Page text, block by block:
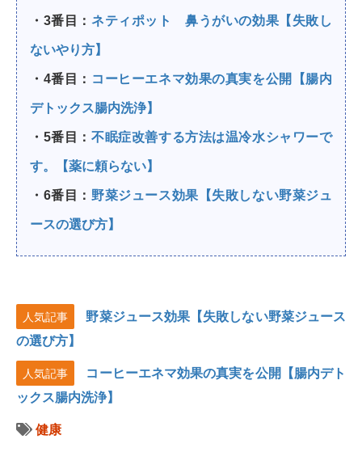
・3番目： ネティポット 鼻うがいの効果【失敗し
ないやり方】
・4番目： コーヒーエネマ効果の真実を公開【腸内
デトックス腸内洗浄】
・5番目： 不眠症改善する方法は温冷水シャワーで
す。【薬に頼らない】
・6番目： 野菜ジュース効果【失敗しない野菜ジュ
ースの選び方】
人気記事
野菜ジュース効果【失敗しない野菜ジュース
の選び方】
人気記事
コーヒーエネマ効果の真実を公開【腸内デト
ックス腸内洗浄】
健康